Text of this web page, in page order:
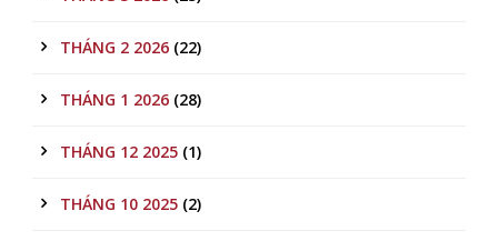
THÁNG 2 2026 (22)
THÁNG 1 2026 (28)
THÁNG 12 2025 (1)
THÁNG 10 2025 (2)